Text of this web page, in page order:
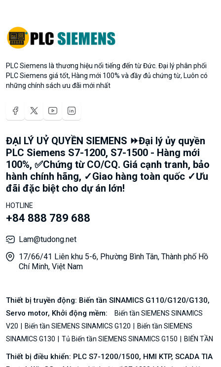
PLC Siemens là thương hiệu nổi tiếng đến từ Đức. Đại lý phân phối
PLC Siemens giá tốt, Hàng mới 100% và đầy đủ chứng từ, Luôn có
những chính sách ưu đãi mới nhất
ĐẠI LÝ UỶ QUYỀN SIEMENS ⏩Đại lý ủy quyền
PLC Siemens S7-1200, S7-1500 - Hàng mới
100%, ✅Chứng từ CO/CQ. Giá cạnh tranh, bảo
hành chính hãng, ✓Giao hàng toàn quốc ✓Ưu
đãi đặc biệt cho dự án lớn!
HOTLINE
+84 888 789 688
Lam@tudong.net
17/66/41 Liên khu 5-6, Phường Bình Tân, Thành phố Hồ
Chí Minh, Việt Nam
Thiết bị truyền động: Biến tần SINAMICS G110/G120/G130,
Servo motor, Khởi động mềm:
Biến tần SIEMENS SINAMICS
V20
Biến tần SIEMENS SINAMICS G120
Biến tần SIEMENS
SINAMICS G130
Tủ Biến tần SIEMENS SINAMICS G150 BIẾN TẦN
Thiết bị điều khiển: PLC S7-1200/1500, HMI KTP, SCADA TIA